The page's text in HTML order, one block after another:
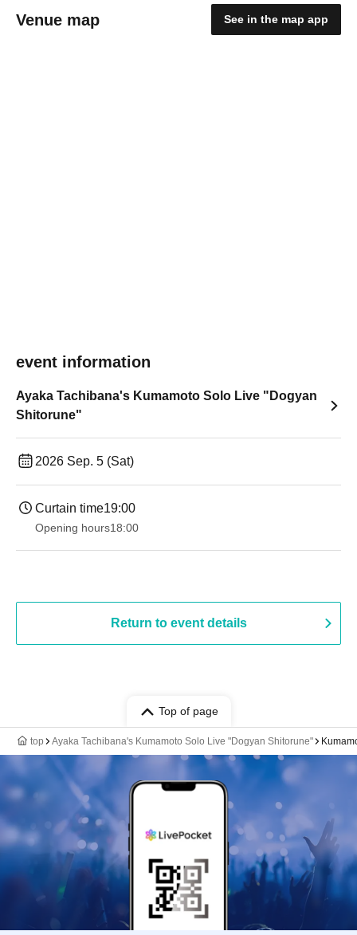
Venue map See in the map app
event information
Ayaka Tachibana's Kumamoto Solo Live "Dogyan
Shitorune"
2026 Sep. 5 (Sat)
Curtain time19:00​ ​ ​ ​​ ​​ ​​ ​​ ​​ ​​ ​​ ​​ ​​ ​​ ​​ ​​ ​​ ​​ ​​ ​​ ​​ ​​ ​​ ​​ ​​ ​​ ​​ ​​ ​​ ​​ ​​ ​​ ​​ ​​ ​​ ​​ ​​ ​​ ​​ ​​ ​​ ​​ ​​ ​​ ​​ ​​ ​​ ​​ ​​ ​​ ​​ ​
Opening hours18:00
Return to event details
Top of page
top Ayaka Tachibana's Kumamoto Solo Live "Dogyan Shitorune"